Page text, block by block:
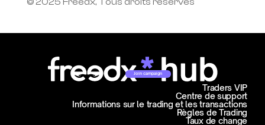
Join campaign
Centre de support
Informations sur le trading et les transactions
Traders VIP
Règles de Trading
Taux de change